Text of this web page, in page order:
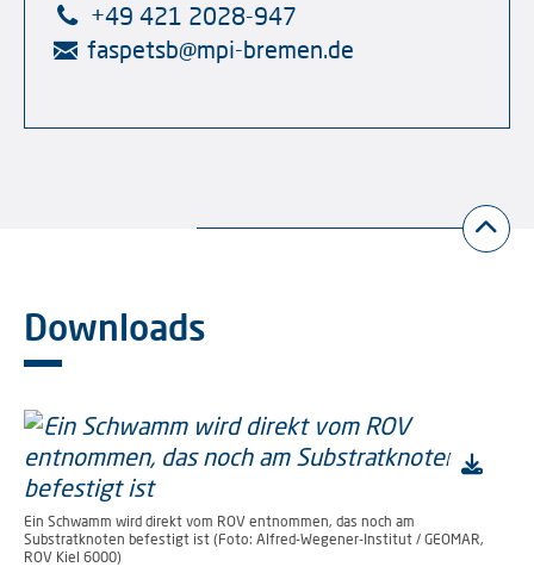
+49 421 2028-947
faspetsb@mpi-bremen.de
Downloads
Ein Schwamm wird direkt vom ROV entnommen, das noch am
Substratknoten befestigt ist (Foto: Alfred-Wegener-Institut / GEOMAR,
ROV Kiel 6000)